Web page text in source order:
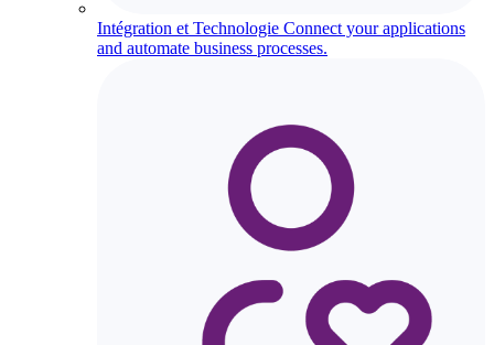
Intégration et Technologie Connect your applications
and automate business processes.